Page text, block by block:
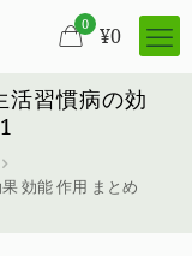
0 ¥0
活習慣病の効
効能 作用 まとめ